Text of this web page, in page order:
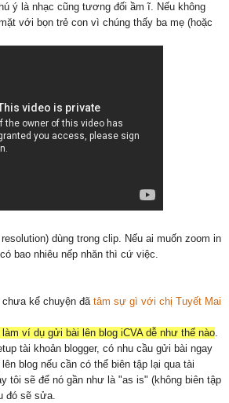
ý là nhạc cũng tương đối ầm ĩ. Nếu không
với bọn trẻ con vì chúng thấy ba mẹ (hoặc
dùng trong clip. Nếu ai muốn zoom in
bao nhiêu nếp nhăn thì cứ việc.
chưa kể chuyện đã tâm sự gì với chị Tuyết Mai
làm ví dụ gửi bài lên blog iCVA dễ như thế nào.
tài khoản blogger, có nhu cầu gửi bài ngay
blog nếu cần có thể biên tập lại qua tài
tôi sẽ để nó gần như là "as is" (không biên tập
đó sẽ sửa.